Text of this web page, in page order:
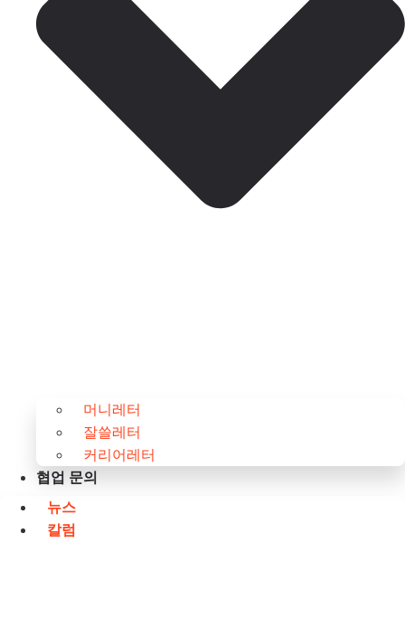
머니레터
잘쓸레터
커리어레터
협업 문의
뉴스
칼럼